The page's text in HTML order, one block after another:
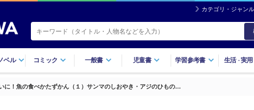
カテゴリ・ジャン
ベル コミック 一般書 児童書 学習参考書 生活・実用
に！魚の食べかたずかん（１）サンマのしおやき・アジのひもの…